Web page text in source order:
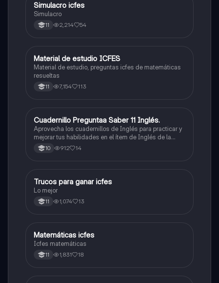
ICFES: Lectura Crítica
Simulacro icfes
Simulacro
11 2,214 54
ICFES: Matemáticas
Material de estudio ICFES
Material de estudio, preguntas icfes de matemáticas
resueltas
11 7,154 113
ICFES: Inglés
Cuadernillo Preguntaa Saber 11 Inglés.
Aprovecha los cuadernillos de Inglés para practicar y
mejorar tus habilidades en el ítem de Inglés de la
Prueba Saber 11. 🫡
10 912 14
Química
Trucos para ganar icfes
Lo mejor
11 1,074 13
ICFES: Matemáticas
Matemáticas icfes
Icfes matemáticas
11 1,831 18